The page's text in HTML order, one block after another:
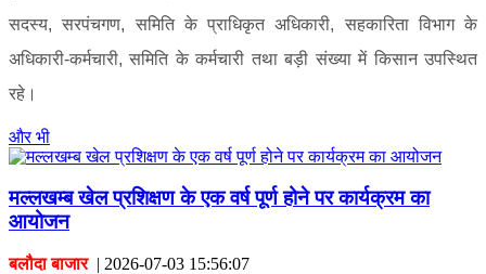
सदस्य, सरपंचगण, समिति के प्राधिकृत अधिकारी, सहकारिता विभाग के
अधिकारी-कर्मचारी, समिति के कर्मचारी तथा बड़ी संख्या में किसान उपस्थित
रहे।
और भी
मल्लखम्ब खेल प्रशिक्षण के एक वर्ष पूर्ण होने पर कार्यक्रम का
आयोजन
बलौदा बाजार| 2026-07-03 15:56:07